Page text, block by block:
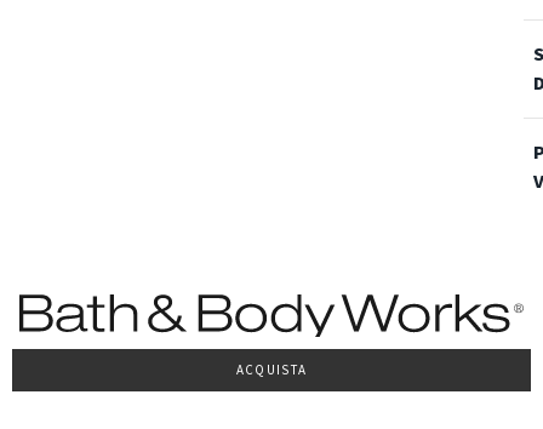
ACQUISTA
Condizioni Generali di venditaPrivacy PolicyCookie PolicyAccessibilità